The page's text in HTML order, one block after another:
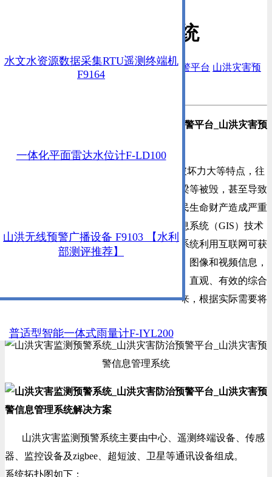
水文水资源数据采集RTU遥测终端机
F9164
一体化平面雷达水位计F-LD100
山洪无线预警广播设备 F9103 【水利
部测评推荐】
普适型智能一体式雨量计F-IYL200
山洪灾害监测预警系统
 山洪灾害监测预警系统 山洪灾害防治预警平台 山洪灾害预
山洪灾害具有突发性强、点多面广、破坏力大等特点，往
往导致人员伤亡，房屋、天地、道路、桥梁等被毁，甚至导致
水库、塘坝、堤防溃决，给国民经济和人民生命财产造成严重
危害。随着信息技术的高速发展，地理信息系统（GIS）技术
在水利行业已被广泛应用，山洪灾害监测系统利用互联网可获
得所需要的各种地理空间信息、属性信息、图像和视频信息，
同时可进行地理空间分析，获得更加全面、直观、有效的综合
信息，将地理位置和相关属性有机结合起来，根据实际需要将
山洪灾害监测预警系统主要由中心、遥测终端设备、传感
器、监控设备及zigbee、超短波、卫星等通讯设备组成。
系统拓扑图如下：